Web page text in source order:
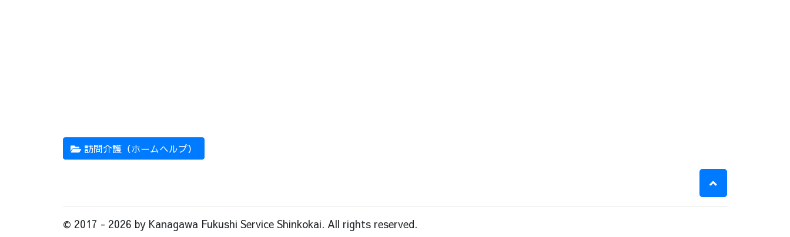
訪問介護（ホームヘルプ）
© 2017 - 2026 by Kanagawa Fukushi Service Shinkokai. All rights reserved.